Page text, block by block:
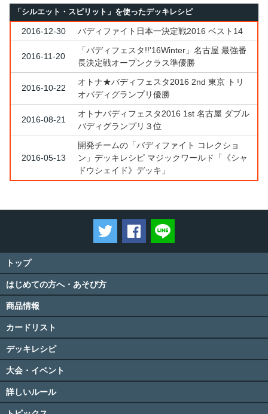
「シルエット・スピリット」を使ったデッキレシピ
2016-12-30 バディファイト日本一決定戦2016 ベスト14
2016-11-20
「バディフェスタ!!'16Winter」名古屋 最強番
長決定戦オープンクラス準優勝
2016-10-22
オトナ★バディフェスタ2016 2nd 東京 トリ
オバディグランプリ優勝
2016-08-21
オトナバディフェスタ2016 1st 名古屋 ダブル
バディグランプリ３位
2016-05-13
開発チームの「バディファイト コレクショ
ン」デッキレシピ マジックワールド「《シャ
ドウシェイド》デッキ」
ツイートするFacebookでシェアする
トップ
はじめての方へ・あそび方
商品情報
カードリスト
デッキレシピ
大会・イベント
詳しいルール